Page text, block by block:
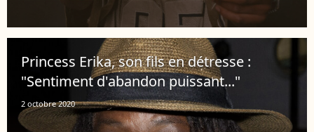
Princess Erika, son fils en détresse :
"Sentiment d'abandon puissant..."
2 octobre 2020